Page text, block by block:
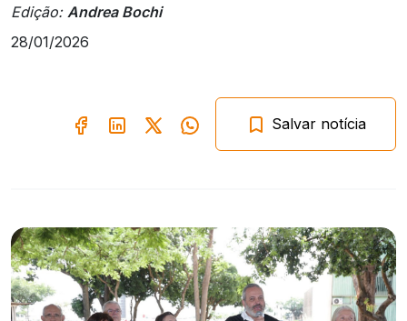
Edição: Andrea Bochi
28/01/2026
Salvar notícia